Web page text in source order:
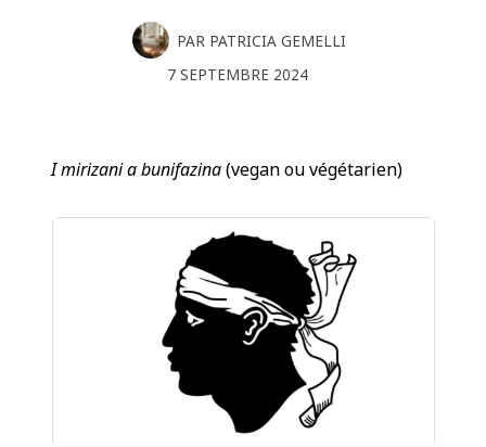
PAR PATRICIA GEMELLI
7 SEPTEMBRE 2024
I mirizani a bunifazina(vegan ou végétarien)